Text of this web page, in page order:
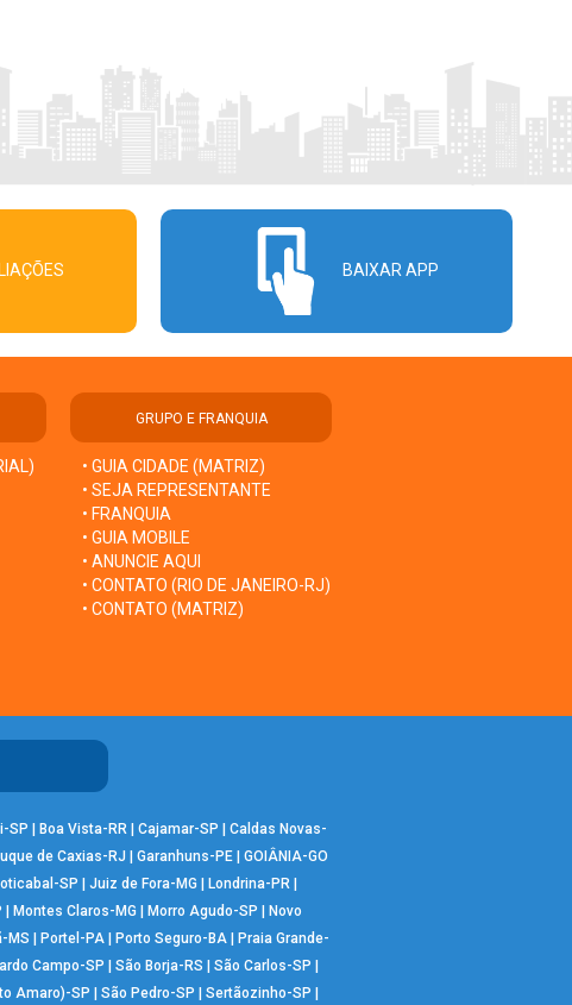
BAIXAR APP
GRUPO E FRANQUIA
• GUIA CIDADE (MATRIZ)
• SEJA REPRESENTANTE
• FRANQUIA
• GUIA MOBILE
• ANUNCIE AQUI
• CONTATO (RIO DE JANEIRO-RJ)
• CONTATO (MATRIZ)
SP | Boa Vista-RR | Cajamar-SP | Caldas Novas-
de Caxias-RJ | Garanhuns-PE | GOIÂNIA-GO
SP | Juiz de Fora-MG | Londrina-PR |
| Montes Claros-MG | Morro Agudo-SP | Novo
MS | Portel-PA| Porto Seguro-BA| Praia Grande-
Campo-SP | São Borja-RS | São Carlos-SP |
Amaro)-SP | São Pedro-SP | Sertãozinho-SP |